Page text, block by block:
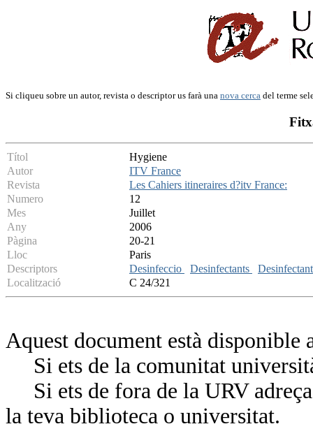
Si cliqueu sobre un autor, revista o descriptor us farà una nova cerca del terme
Títol
Hygiene
Autor
ITV France
Revista
Les Cahiers itineraires d?itv France:
Numero
12
Mes
Juillet
Any
2006
Pàgina
20-21
Lloc
Paris
Descriptors
Desinfeccio Desinfectants
Localització
C 24/321
Aquest document està
Si ets de la comunitat
Si ets de fora de la URV
la teva biblioteca o universitat.